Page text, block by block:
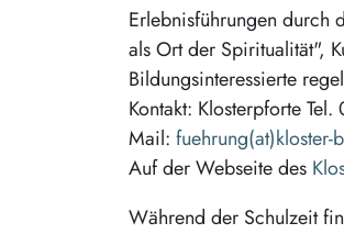
Erlebnisführungen durch
als Ort der Spiritualität",
Bildungsinteressierte
Kontakt: Klosterpforte
Mail: fuehrung(at)kloster-
Auf der Webseite des
Während der Schulzeit